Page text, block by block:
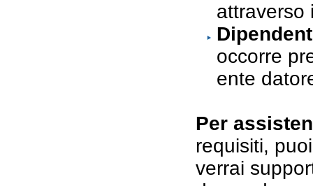
attraverso
occorre
ente
Per
requisiti,
verrai